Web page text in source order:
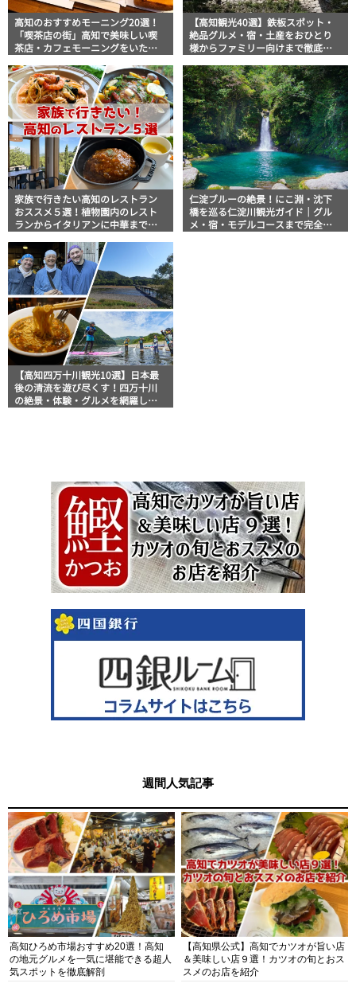
高知のおすすめモーニング20選！
「喫茶店の街」高知で美味しい喫
茶店・カフェモーニングをいただ
【高知観光40選】鉄板スポット・
絶品グルメ・宿・土産をおひとり
様からファミリー向けまで徹底解
家族で行きたい高知のレストラン
おススメ５選！植物園内のレスト
ランからイタリアンに中華まで楽
仁淀ブルーの絶景！にこ淵・沈下
橋を巡る仁淀川観光ガイド｜グル
メ・宿・モデルコースまで完全網
【高知四万十川観光10選】日本最
後の清流を遊び尽くす！四万十川
の絶景・体験・グルメを網羅した
週間人気記事
高知ひろめ市場おすすめ20選！高知
の地元グルメを一気に堪能できる超人
気スポットを徹底解剖
【高知県公式】高知でカツオが旨い店
＆美味しい店９選！カツオの旬とおス
スメのお店を紹介